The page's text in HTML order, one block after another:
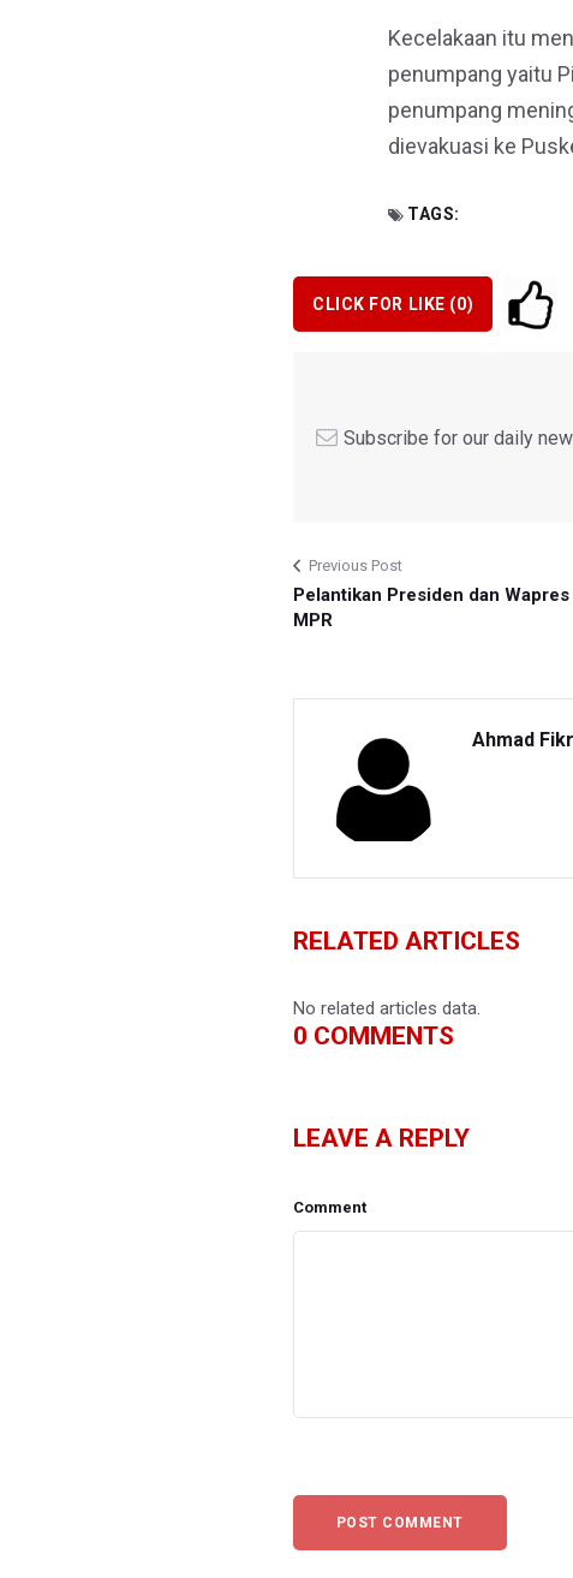
Kecelakaan itu
penumpang yaitu
penumpang
dievakuasi ke
TAGS:
CLICK FOR LIKE (0)
Subscribe for our daily
Previous Post
Pelantikan Presiden dan
MPR
Ahmad
RELATED ARTICLES
No related articles data.
0 COMMENTS
LEAVE A REPLY
Comment